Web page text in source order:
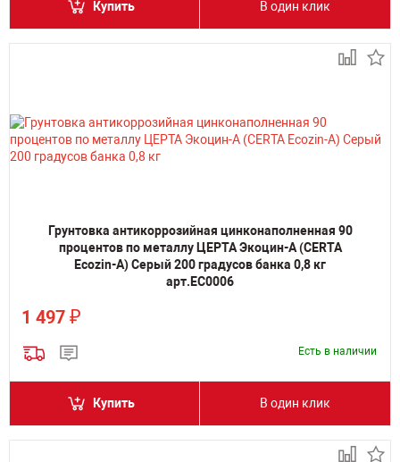
Купить В один клик
Грунтовка антикоррозийная цинконаполненная 90
процентов по металлу ЦЕРТА Экоцин-А (CERTA
Ecozin-A) Серый 200 градусов банка 0,8 кг
арт.EC0006
1 497 ₽
Есть в наличии
Купить В один клик